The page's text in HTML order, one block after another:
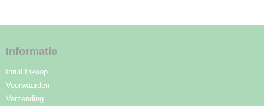
Informatie
Inruil Inkoop
Voorwaarden
Verzending